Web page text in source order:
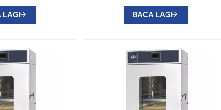
LAGI BACA LAGI